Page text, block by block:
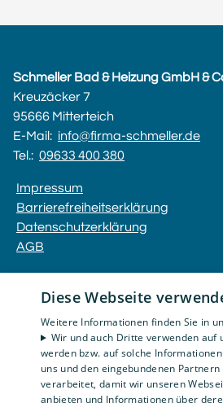
Schmeller Bad & Heizung GmbH &
Kreuzäcker 7
95666 Mitterteich
E-Mail: info@firma-schmeller.de
Tel.: 09633 400 380
Impressum
Barrierefreiheitserklärung
Datenschutzerklärung
AGB
Diese Webseite
Weitere Informationen finden Sie in
Wir und auch Dritte verwenden
werden bzw. auf solche
uns und den eingebundenen
verarbeitet, damit wir unseren
anbieten und Informationen über